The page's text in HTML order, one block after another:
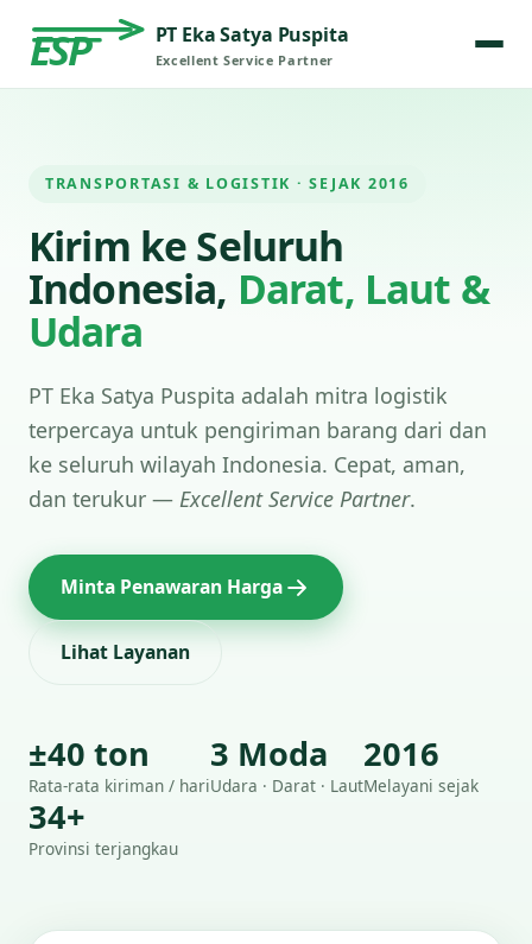
ESP PT Eka Satya Puspita
Excellent Service Partner
TRANSPORTASI & LOGISTIK · SEJAK 2016
Kirim ke Seluruh
Indonesia, Darat, Laut &
Udara
PT Eka Satya Puspita adalah mitra logistik
terpercaya untuk pengiriman barang dari dan
ke seluruh wilayah Indonesia. Cepat, aman,
dan terukur — Excellent Service Partner.
Minta Penawaran Harga
Lihat Layanan
±40 ton
Rata-rata kiriman / hari
3 Moda
Udara · Darat · Laut
2016
Melayani sejak
34+
Provinsi terjangkau